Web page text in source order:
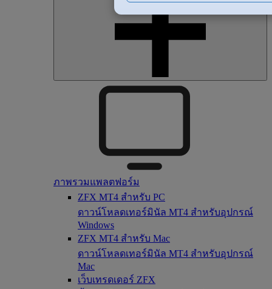
ภาพรวมแพลตฟอร์ม
ZFX MT4 สำหรับ PC
ดาวน์โหลดเทอร์มินัล MT4 สำหรับอุปกรณ์
Windows
ZFX MT4 สำหรับ Mac
ดาวน์โหลดเทอร์มินัล MT4 สำหรับอุปกรณ์
Mac
เว็บเทรดเดอร์ ZFX